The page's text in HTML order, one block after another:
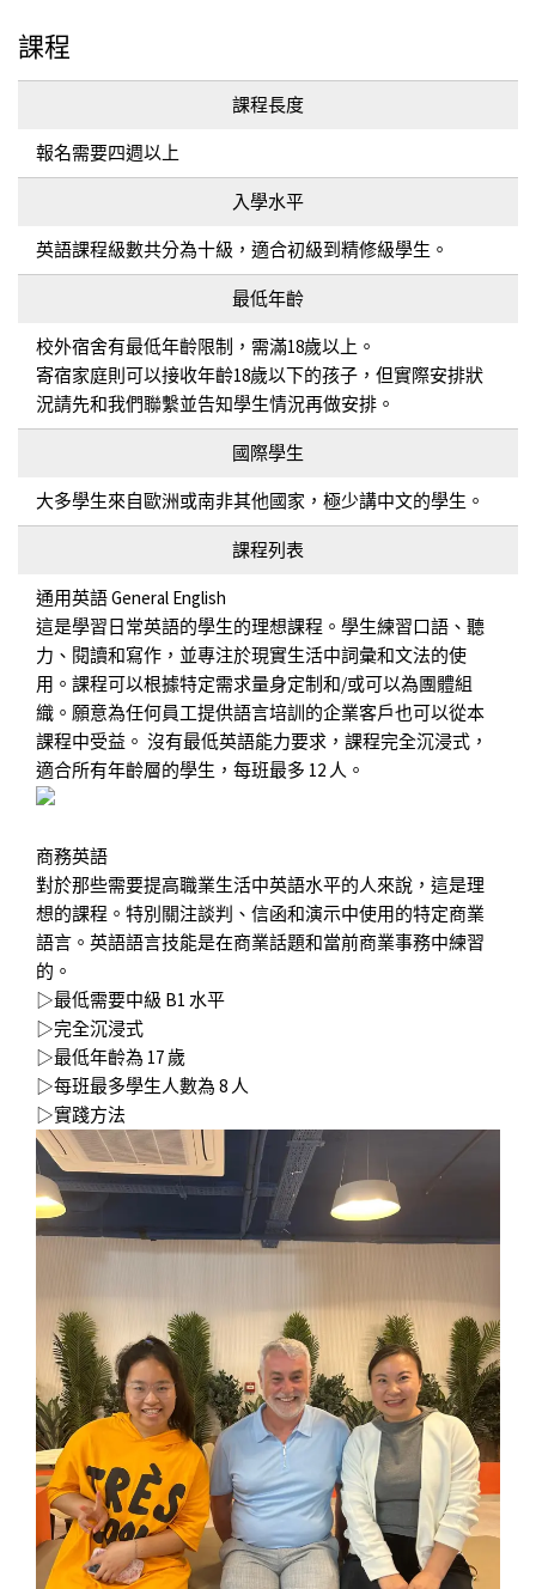
課程
課程長度
報名需要四週以上
入學水平
英語課程級數共分為十級，適合初級到精修級學生。
最低年齡
校外宿舍有最低年齡限制，需滿18歲以上。
寄宿家庭則可以接收年齡18歲以下的孩子，但實際安排狀
況請先和我們聯繫並告知學生情況再做安排。
國際學生
大多學生來自歐洲或南非其他國家，極少講中文的學生。
課程列表
通用英語 General English
這是學習日常英語的學生的理想課程。學生練習口語、聽
力、閱讀和寫作，並專注於現實生活中詞彙和文法的使
用。課程可以根據特定需求量身定制和/或可以為團體組
織。願意為任何員工提供語言培訓的企業客戶也可以從本
課程中受益。 沒有最低英語能力要求，課程完全沉浸式，
適合所有年齡層的學生，每班最多 12 人。
商務英語
對於那些需要提高職業生活中英語水平的人來說，這是理
想的課程。特別關注談判、信函和演示中使用的特定商業
語言。英語語言技能是在商業話題和當前商業事務中練習
的。
▷最低需要中級 B1 水平
▷完全沉浸式
▷最低年齡為 17 歲
▷每班最多學生人數為 8 人
▷實踐方法